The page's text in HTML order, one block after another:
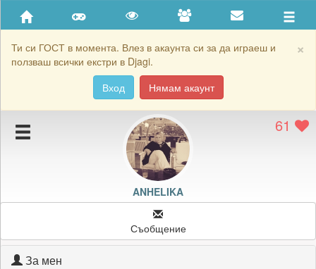
×
Ти си ГОСТ в момента. Влез в акаунта си за да играеш и
ползваш всички екстри в Djagi.
Вход
Нямам акаунт
Приятели
Хронология на игри
Подаръците на ANHELIKA
Картичките на ANHELIKA
61
ANHELIKA
Съобщение
За мен